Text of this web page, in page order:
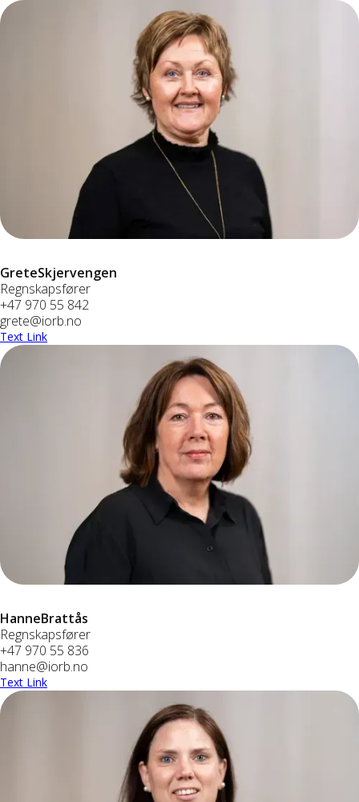
GreteSkjervengen
Regnskapsfører
+47 970 55 842
grete@iorb.no
Text Link
HanneBrattås
Regnskapsfører
+47 970 55 836
hanne@iorb.no
Text Link